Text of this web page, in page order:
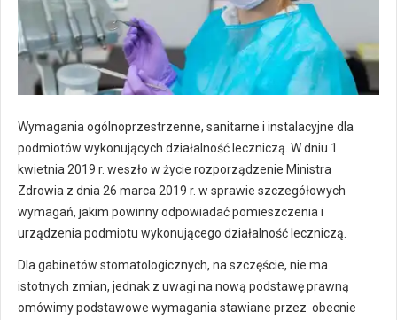
Wymagania ogólnoprzestrzenne, sanitarne i instalacyjne dla
podmiotów wykonujących działalność leczniczą. W dniu 1
kwietnia 2019 r. weszło w życie rozporządzenie Ministra
Zdrowia z dnia 26 marca 2019 r. w sprawie szczegółowych
wymagań, jakim powinny odpowiadać pomieszczenia i
urządzenia podmiotu wykonującego działalność leczniczą.
Dla gabinetów stomatologicznych, na szczęście, nie ma
istotnych zmian, jednak z uwagi na nową podstawę prawną
omówimy podstawowe wymagania stawiane przez obecnie